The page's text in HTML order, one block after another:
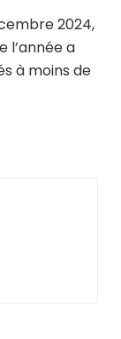
2024,
l’année a
à moins de